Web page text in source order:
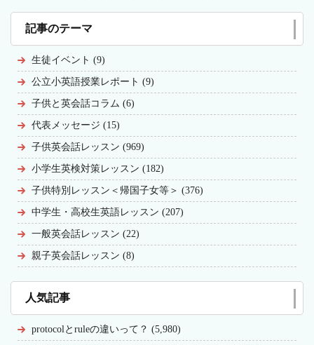
記事のテーマ
生徒イベント (9)
公立小英語授業レポート (9)
子供と英会話コラム (6)
代表メッセージ (15)
子供英会話レッスン (969)
小学生英検対策レッスン (182)
子供特別レッスン＜帰国子女等＞ (376)
中学生・高校生英語レッスン (207)
一般英会話レッスン (22)
親子英会話レッスン (8)
人気記事
protocolとruleの違いって？ (5,980)